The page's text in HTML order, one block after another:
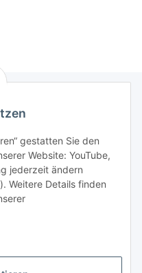
Ihrer
und jederzeit widerruflich
per E-Mail zu.
gestatten Sie den
Website: YouTube,
jederzeit ändern
Weitere Details finden